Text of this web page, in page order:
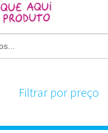
Filtrar por preço